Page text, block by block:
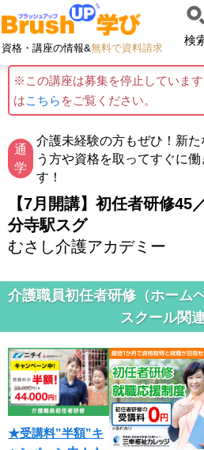
資格・講座の情報&無料で資料請求
検
※この講座は募集を停止していま
はこちら をご覧ください。
通
学
介護未経験の方もぜひ！新
う方や資格を取ってすぐに
す！
【7月開講】初任者研修45
分寺駅スグ
むさし介護アカデミー
介護職員初任者研修（ホーム
スクール関
★受講料”半額”キ